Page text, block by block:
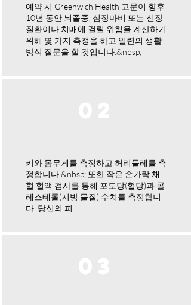
예약 시 Greenwich Health 고문이 향후
10년 동안 뇌졸중, 심장마비 또는 신장
질환이나 치매에 걸릴 위험을 계산하기
위해 몇 가지 측정을 하고 일련의 생활
방식 질문을 할 것입니다.&nbsp;
키와 몸무게를 측정하고 허리둘레를 측
정합니다.&nbsp; 또한 작은 손가락 채
혈 혈액 검사를 통해 포도당(혈당)과 콜
레스테롤(지방 물질) 수치를 측정합니
다. 당신의 피.